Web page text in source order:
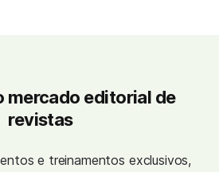
mercado editorial de
revistas
e treinamentos exclusivos,